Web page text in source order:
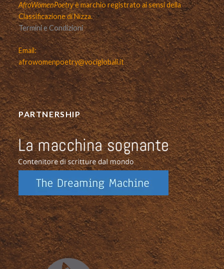
AfroWomenPoetryè marchio registrato ai sensi della
Classificazione di Nizza.
Termini e Condizioni
Email:
afrowomenpoetry@vociglobali.it
PARTNERSHIP